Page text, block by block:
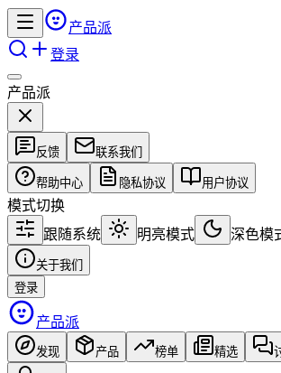
产品派
登录
产品派
反馈 联系我们
帮助中心 隐私协议 用户协议
模式切换
跟随系统
明亮模式 深色模
关于我们
登录
产品派
发现 产品 榜单 精选